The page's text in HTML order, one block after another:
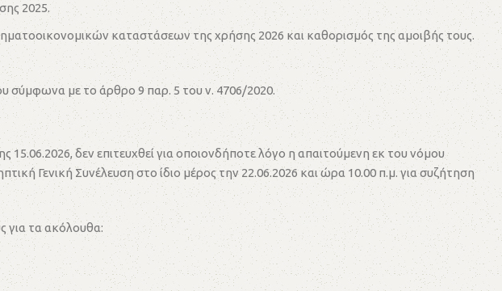
2025.
καταστάσεων της χρήσης 2026 και καθορισμός της αμοιβής τους.
σύμφωνα με το άρθρο 9 παρ. 5 του ν. 4706/2020.
δεν επιτευχθεί για οποιονδήποτε λόγο η απαιτούμενη εκ του νόμου
Γενική Συνέλευση στο ίδιο μέρος την 22.06.2026 και ώρα 10.00 π.μ. για συζήτηση
για τα ακόλουθα: